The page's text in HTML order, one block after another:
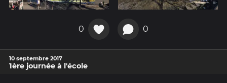
0 0
10 septembre 2017
1ère journée à l'école